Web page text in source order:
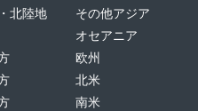
北陸地
その他アジア
オセアニア
欧州
北米
南米